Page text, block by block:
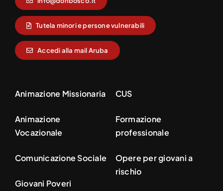
Tutela minori e persone vulnerabili
Accedi alla mail Aruba
Animazione Missionaria
Animazione
Vocazionale
Comunicazione Sociale
Giovani Poveri
CUS
Formazione
professionale
Opere per giovani a
rischio